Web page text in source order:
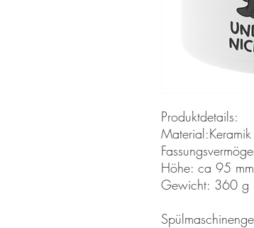
Produktdetails:
Material:Keramik
Höhe: ca 95
Gewicht: 360 g